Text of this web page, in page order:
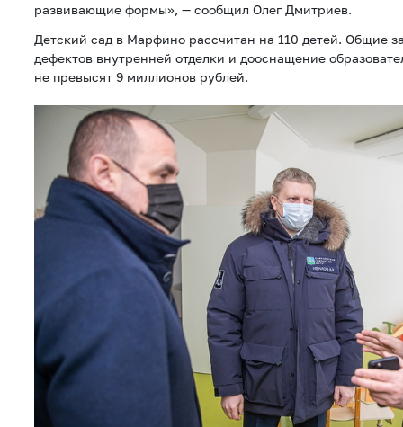
развивающие формы», — сообщил Олег Дмитриев.
Детский сад в Марфино рассчитан на 110 детей. Общие
дефектов внутренней отделки и дооснащение
не превысят 9 миллионов рублей.